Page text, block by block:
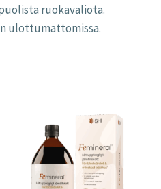
ruokavaliota.
ulottumattomissa.